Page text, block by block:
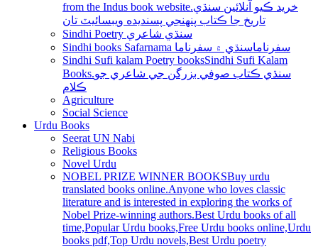
from the Indus book website.خريد ڪيو آنلائين سنڌي
تاريخ جا ڪتاب پنھنجي پسنديده ويبسائيٽ تان
Sindhi Poetry سنڌي شاعري
Sindhi books Safarnama سفرناماسنڌي ۾ سفرناما
Sindhi Sufi kalam Poetry booksSindhi Sufi Kalam
Books.سنڌي ڪتاب صوفي بزرگن جي شاعري جو
ڪلام
Agriculture
Social Science
Urdu Books
Seerat UN Nabi
Religious Books
Novel Urdu
NOBEL PRIZE WINNER BOOKSBuy urdu
translated books online.Anyone who loves classic
literature and is interested in exploring the works of
Nobel Prize-winning authors.Best Urdu books of all
time,Popular Urdu books,Free Urdu books online,Urdu
books pdf,Top Urdu novels,Best Urdu poetry